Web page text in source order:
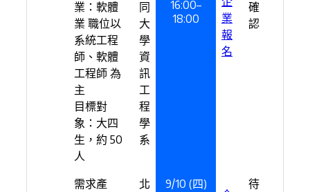
業：軟體
業 職位以
系統工程
師、軟體
工程師 為
主
目標對
象：大四
生，約 50
人
同
大
學
資
訊
工
程
學
系
16:00–
18:00
業
報
名
確
認
需求產
北
9/10 (四)
待